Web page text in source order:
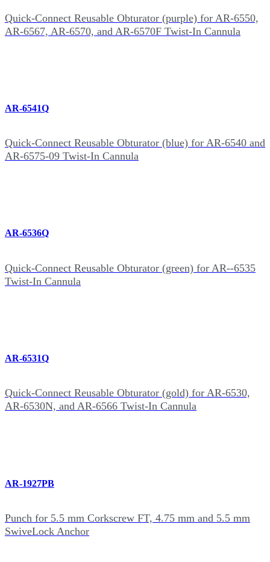
Quick-Connect Reusable Obturator (purple) for AR‑6550,
AR-6567, AR-6570, and AR-6570F Twist-In Cannula
AR-6541Q
Quick-Connect Reusable Obturator (blue) for AR-6540 and
AR-6575-09 Twist-In Cannula
AR-6536Q
Quick-Connect Reusable Obturator (green) for AR-‑6535
Twist-In Cannula
AR-6531Q
Quick-Connect Reusable Obturator (gold) for AR‑6530,
AR-6530N, and AR-6566 Twist-In Cannula
AR-1927PB
Punch for 5.5 mm Corkscrew FT, 4.75 mm and 5.5 mm
SwiveLock Anchor